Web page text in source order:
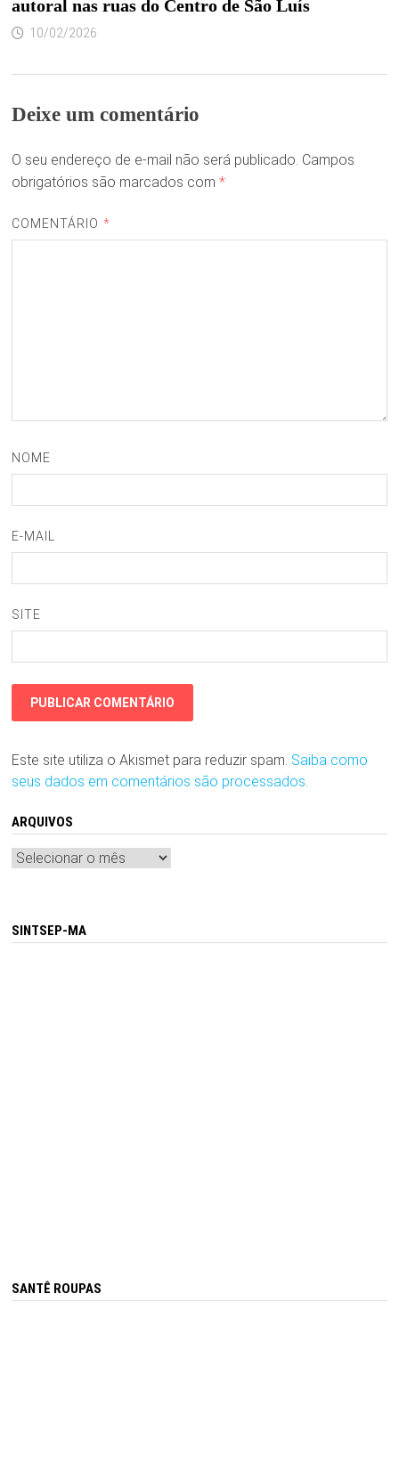
autoral nas ruas do Centro de São Luís
10/02/2026
Deixe um comentário
O seu endereço de e-mail não será publicado. Campos
obrigatórios são marcados com *
COMENTÁRIO *
NOME
E-MAIL
SITE
Este site utiliza o Akismet para reduzir spam. Saiba como
seus dados em comentários são processados.
ARQUIVOS
Arquivos
SINTSEP-MA
SANTÊ ROUPAS